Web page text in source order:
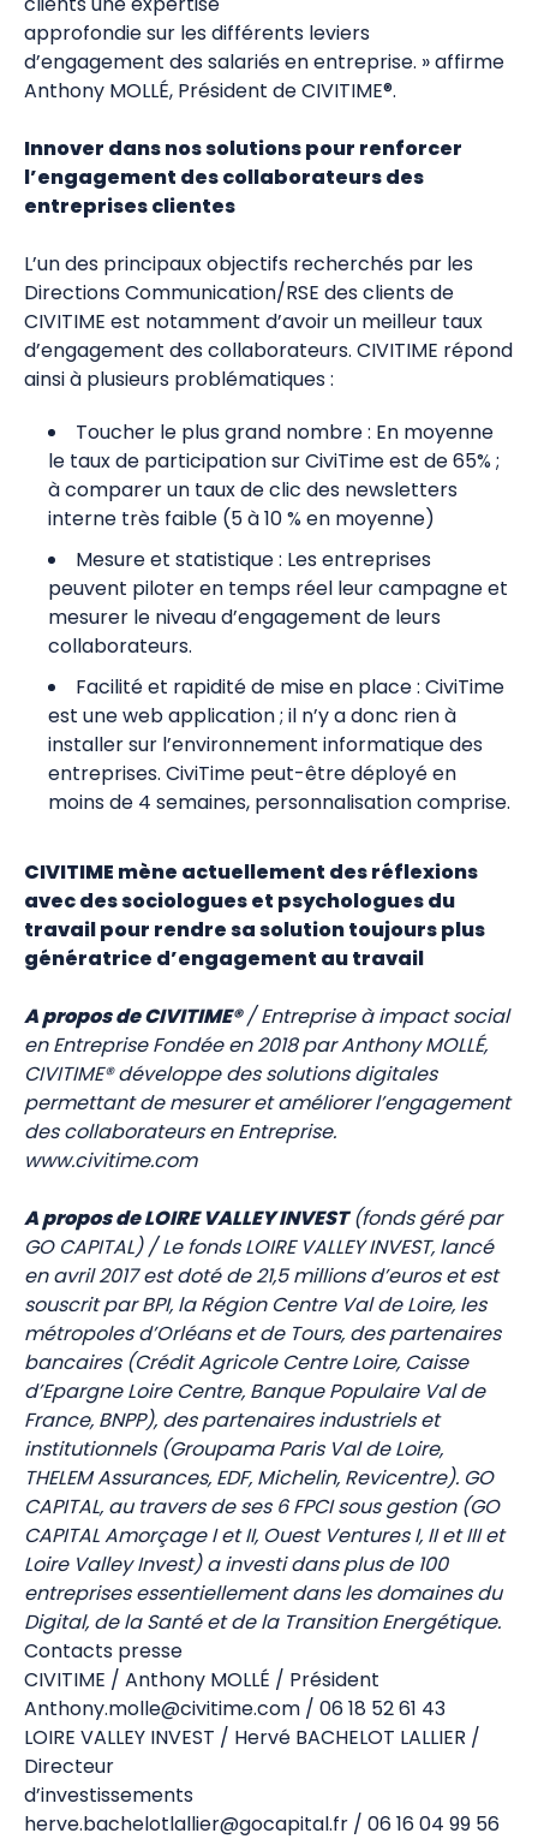
approfondie sur les différents leviers
d’engagement des salariés en entreprise. » affirme
Anthony MOLLÉ, Président de CIVITIME®.
Innover dans nos solutions pour renforcer
l’engagement des collaborateurs des
entreprises clientes
L’un des principaux objectifs recherchés par les
Directions Communication/RSE des clients de
CIVITIME est notamment d’avoir un meilleur taux
d’engagement des collaborateurs. CIVITIME répond
ainsi à plusieurs problématiques :
Toucher le plus grand nombre : En moyenne
le taux de participation sur CiviTime est de 65% ;
à comparer un taux de clic des newsletters
interne très faible (5 à 10 % en moyenne)
Mesure et statistique : Les entreprises
peuvent piloter en temps réel leur campagne et
mesurer le niveau d’engagement de leurs
collaborateurs.
Facilité et rapidité de mise en place : CiviTime
est une web application ; il n’y a donc rien à
installer sur l’environnement informatique des
entreprises. CiviTime peut-être déployé en
moins de 4 semaines, personnalisation comprise.
CIVITIME mène actuellement des réflexions
avec des sociologues et psychologues du
travail pour rendre sa solution toujours plus
génératrice d’engagement au travail
A propos de CIVITIME®/ Entreprise à impact social
en Entreprise Fondée en 2018 par Anthony MOLLÉ,
CIVITIME® développe des solutions digitales
permettant de mesurer et améliorer l’engagement
des collaborateurs en Entreprise.
www.civitime.com
A propos de LOIRE VALLEY INVEST(fonds géré par
GO CAPITAL) / Le fonds LOIRE VALLEY INVEST, lancé
en avril 2017 est doté de 21,5 millions d’euros et est
souscrit par BPI, la Région Centre Val de Loire, les
métropoles d’Orléans et de Tours, des partenaires
bancaires (Crédit Agricole Centre Loire, Caisse
d’Epargne Loire Centre, Banque Populaire Val de
France, BNPP), des partenaires industriels et
institutionnels (Groupama Paris Val de Loire,
THELEM Assurances, EDF, Michelin, Revicentre). GO
CAPITAL, au travers de ses 6 FPCI sous gestion (GO
CAPITAL Amorçage I et II, Ouest Ventures I, II et III et
Loire Valley Invest) a investi dans plus de 100
entreprises essentiellement dans les domaines du
Digital, de la Santé et de la Transition Energétique.
Contacts presse
CIVITIME / Anthony MOLLÉ / Président
Anthony.molle@civitime.com / 06 18 52 61 43
LOIRE VALLEY INVEST / Hervé BACHELOT LALLIER /
Directeur
d’investissements
herve.bachelotlallier@gocapital.fr / 06 16 04 99 56